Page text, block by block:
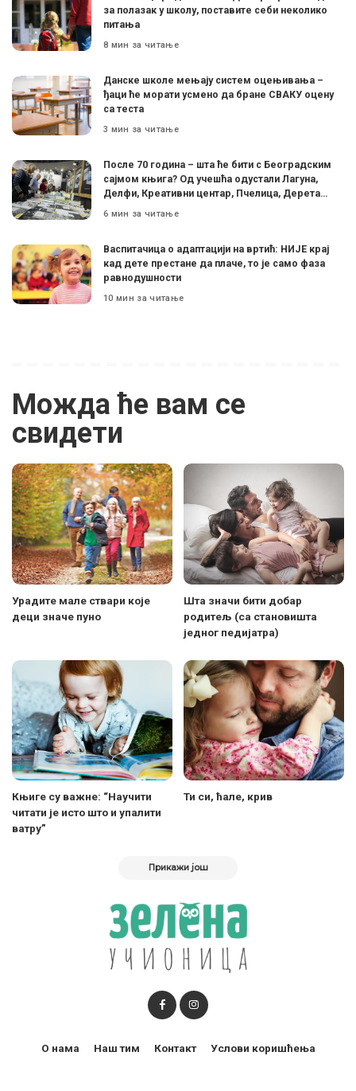
за полазак у школу, поставите себи неколико
питања
8 мин за читање
Данске школе мењају систем оцењивања –
ђаци ће морати усмено да бране СВАКУ оцену
са теста
3 мин за читање
После 70 година – шта ће бити с Београдским
сајмом књига? Од учешћа одустали Лагуна,
Делфи, Креативни центар, Пчелица, Дерета…
6 мин за читање
Васпитачица о адаптацији на вртић: НИЈЕ крај
кад дете престане да плаче, то је само фаза
равнодушности
10 мин за читање
Можда ће вам се
свидети
Урадите мале ствари које
деци значе пуно
Шта значи бити добар
родитељ (са становишта
једног педијатра)
Књиге су важне: “Научити
читати је исто што и упалити
ватру”
Ти си, ћале, крив
Прикажи још
О нама Наш тим Контакт Услови коришћења